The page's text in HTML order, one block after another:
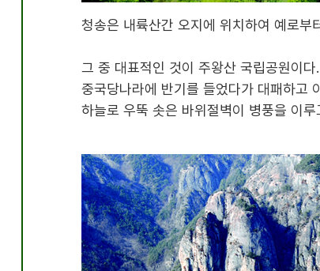
청송은 내륙산간 오지에 위치하여 예로
그 중 대표적인 것이 주왕산 국립공원이다.
중국당나라에 반기를 들었다가 대패하고
하늘로 우뚝 솟은 바위절벽이 병풍을 이